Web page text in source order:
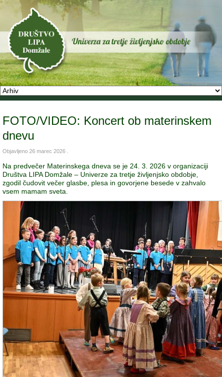
FOTO/VIDEO: Koncert ob materinskem
dnevu
Objavljeno 26 marec 2026
Na predvečer Materinskega dneva se je 24. 3. 2026 v organizaciji
Društva LIPA Domžale – Univerze za tretje življenjsko obdobje,
zgodil čudovit večer glasbe, plesa in govorjene besede v zahvalo
vsem mamam sveta.